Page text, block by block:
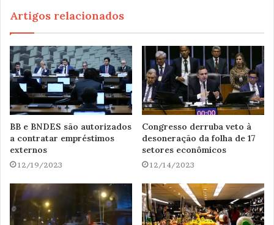
Artigos relacionados
BB e BNDES são autorizados
a contratar empréstimos
externos
12/19/2023
Congresso derruba veto à
desoneração da folha de 17
setores econômicos
12/14/2023